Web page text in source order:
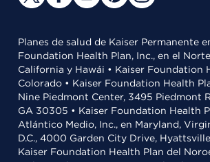
Planes de salud de Kaiser Permanente
Foundation Health Plan, Inc., en el
California y Hawái • Kaiser Foundation
Colorado • Kaiser Foundation Health
Nine Piedmont Center, 3495 Piedmont
GA 30305 • Kaiser Foundation Health
Atlántico Medio, Inc., en Maryland,
D.C., 4000 Garden City Drive,
Kaiser Foundation Health Plan del